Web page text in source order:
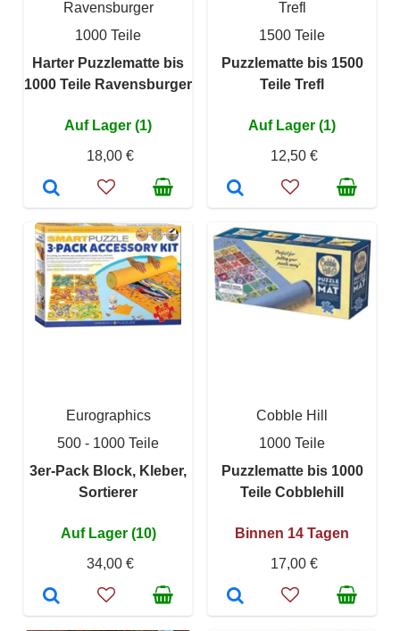
Ravensburger
1000 Teile
Harter Puzzlematte bis
1000 Teile Ravensburger
Auf Lager (1)
18,00 €
Trefl
1500 Teile
Puzzlematte bis 1500
Teile Trefl
Auf Lager (1)
12,50 €
Eurographics
500 - 1000 Teile
3er-Pack Block, Kleber,
Sortierer
Auf Lager (10)
34,00 €
Cobble Hill
1000 Teile
Puzzlematte bis 1000
Teile Cobblehill
Binnen 14 Tagen
17,00 €